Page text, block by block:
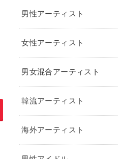
男性アーティスト
女性アーティスト
男女混合アーティスト
韓流アーティスト
海外アーティスト